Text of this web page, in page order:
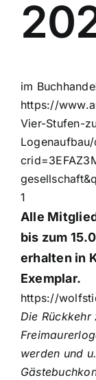
im
https://
Vier-Stufen-
1
Alle
bis zum
erhalten in
Exemplar.
https://
Die
werden und